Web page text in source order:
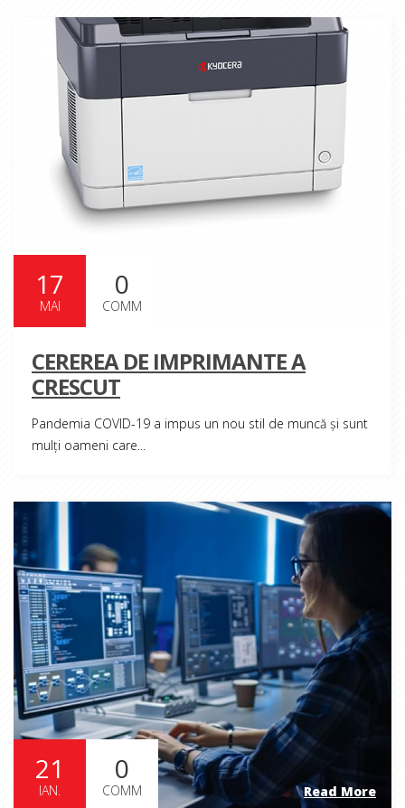
17
MAI
0
COMM
CEREREA DE IMPRIMANTE A
CRESCUT
Pandemia COVID-19 a impus un nou stil de muncă și sunt
mulți oameni care...
Read More
21
IAN.
0
COMM